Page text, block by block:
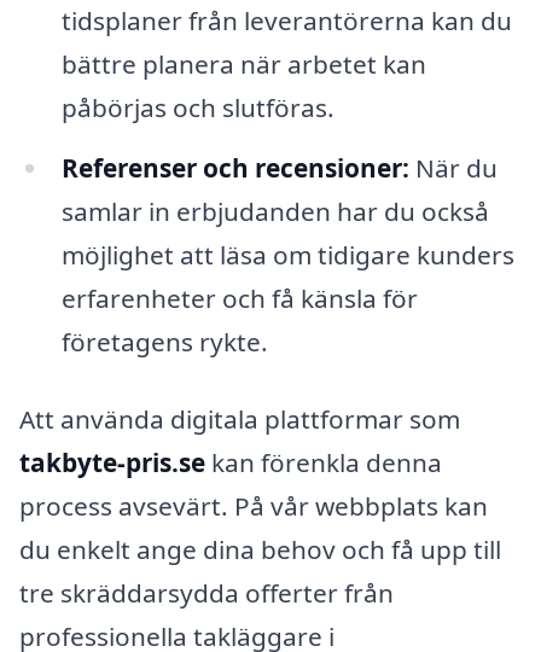
tidsplaner från leverantörerna kan du
bättre planera när arbetet kan
påbörjas och slutföras.
Referenser och recensioner: När du
samlar in erbjudanden har du också
möjlighet att läsa om tidigare kunders
erfarenheter och få känsla för
företagens rykte.
Att använda digitala plattformar som
takbyte-pris.se kan förenkla denna
process avsevärt. På vår webbplats kan
du enkelt ange dina behov och få upp till
tre skräddarsydda offerter från
professionella takläggare i